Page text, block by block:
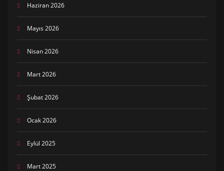
Haziran 2026
Mayıs 2026
Nisan 2026
Mart 2026
Şubat 2026
Ocak 2026
Eylül 2025
Mart 2025